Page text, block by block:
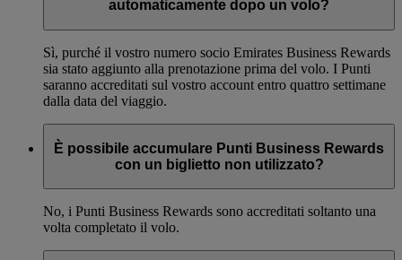
automaticamente dopo un volo?
Sì, purché il vostro numero socio Emirates Business Rewards
sia stato aggiunto alla prenotazione prima del volo. I Punti
saranno accreditati sul vostro account entro quattro settimane
dalla data del viaggio.
È possibile accumulare Punti Business Rewards
con un biglietto non utilizzato?
No, i Punti Business Rewards sono accreditati soltanto una
volta completato il volo.